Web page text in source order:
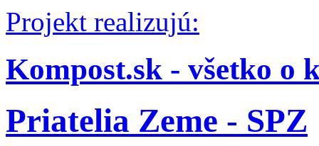
Projekt realizujú:
Kompost.sk - všetko o
Priatelia Zeme - SPZ